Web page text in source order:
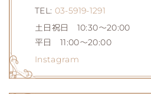
TEL: 03-5919-1291
土日祝日 10:30～20:00
平日 11:00～20:00
Instagram